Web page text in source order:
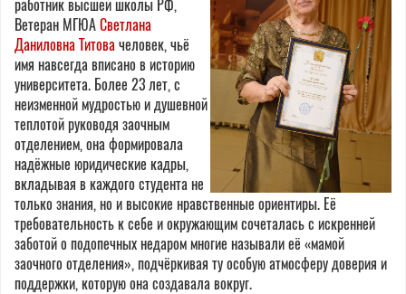
работник высшей школы РФ,
Ветеран МГЮАСветлана
Даниловна Титова человек, чьё
имя навсегда вписано в историю
университета. Более 23 лет, с
неизменной мудростью и душевной
теплотой руководя заочным
отделением, она формировала
надёжные юридические кадры,
вкладывая в каждого студента не
только знания, но и высокие нравственные ориентиры. Её
требовательность к себе и окружающим сочеталась с искренней
заботой о подопечных недаром многие называли её «мамой
заочного отделения», подчёркивая ту особую атмосферу доверия и
поддержки, которую она создавала вокруг.